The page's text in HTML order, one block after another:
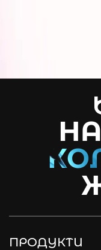
ПРОДУКТИ